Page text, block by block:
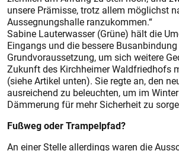
unsere Prämisse, trotz allem möglichst
Aussegnungshalle ranzukommen.“
Sabine Lauterwasser (Grüne) hält die
Eingangs und die bessere
Grundvoraussetzung, um sich weitere
Zukunft des Kirchheimer Waldfriedhofs
(siehe Artikel unten). Sie regte an, den
ausreichend zu beleuchten, um im
Dämmerung für mehr Sicherheit zu
Fußweg oder Trampelpfad?
An einer Stelle allerdings waren die